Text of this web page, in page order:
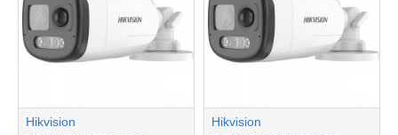
Hikvision
Hikvision